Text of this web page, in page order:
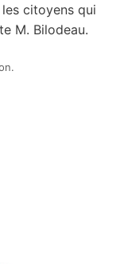
citoyens qui
M. Bilodeau.